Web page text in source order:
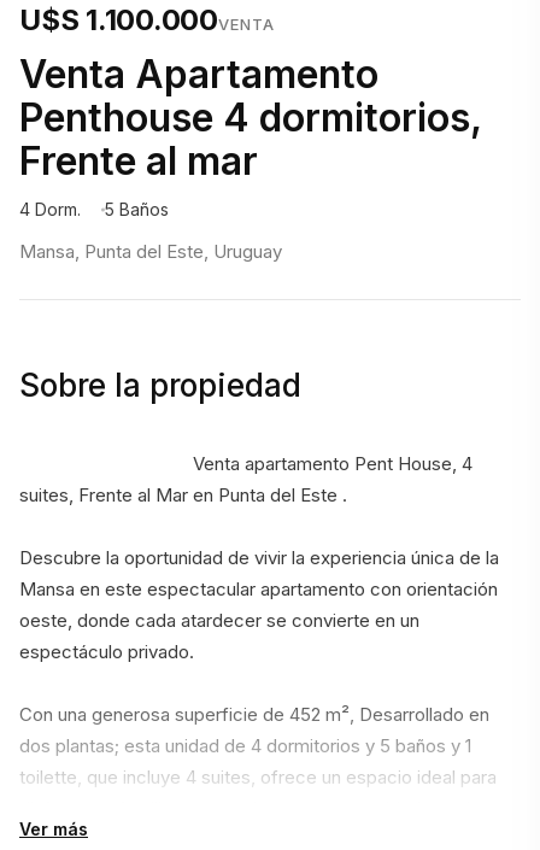
U$S 1.100.000VENTA
Venta Apartamento
Penthouse 4 dormitorios,
Frente al mar
4 Dorm. 5 Baños
Mansa, Punta del Este, Uruguay
Sobre la propiedad
suites, Frente al Mar en Punta del Este .
Descubre la oportunidad de vivir la experiencia única de la
Mansa en este espectacular apartamento con orientación
oeste, donde cada atardecer se convierte en un
espectáculo privado.
Con una generosa superficie de 452 m², Desarrollado en
dos plantas; esta unidad de 4 dormitorios y 5 baños y 1
toilette, que incluye 4 suites, ofrece un espacio ideal para
12 personas. Cada rincón ha sido diseñado para brindar
Ver más